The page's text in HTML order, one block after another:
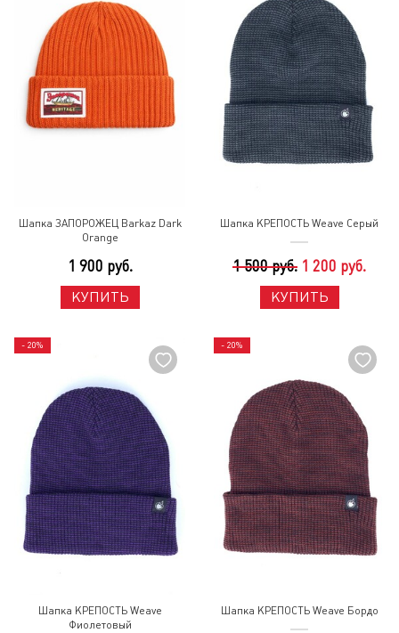
Шапка ЗАПОРОЖЕЦ Barkaz Dark
Orange
1 900 руб.
КУПИТЬ
Шапка КРЕПОСТЬ Weave Серый
1 500 руб. 1 200 руб.
КУПИТЬ
- 20%
Шапка КРЕПОСТЬ Weave
Фиолетовый
- 20%
Шапка КРЕПОСТЬ Weave Бордо